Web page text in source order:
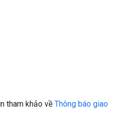
tham khảo về Thông báo giao